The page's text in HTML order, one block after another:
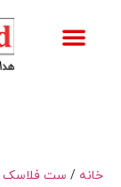
خانه / ست فلاسک